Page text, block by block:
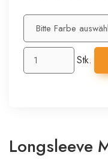
Stk.
Longsleeve